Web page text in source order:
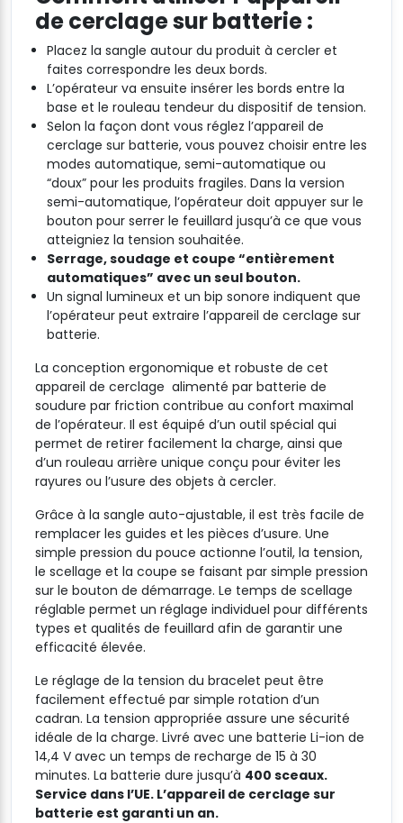
de cerclage sur batterie :
Placez la sangle autour du produit à cercler et
faites correspondre les deux bords.
L’opérateur va ensuite insérer les bords entre la
base et le rouleau tendeur du dispositif de tension.
Selon la façon dont vous réglez l’appareil de
cerclage sur batterie, vous pouvez choisir entre les
modes automatique, semi-automatique ou
“doux” pour les produits fragiles. Dans la version
semi-automatique, l’opérateur doit appuyer sur le
bouton pour serrer le feuillard jusqu’à ce que vous
atteigniez la tension souhaitée.
Serrage, soudage et coupe “entièrement
automatiques” avec un seul bouton.
Un signal lumineux et un bip sonore indiquent que
l’opérateur peut extraire l’appareil de cerclage sur
batterie.
La conception ergonomique et robuste de cet
appareil de cerclage alimenté par batterie de
soudure par friction contribue au confort maximal
de l’opérateur. Il est équipé d’un outil spécial qui
permet de retirer facilement la charge, ainsi que
d’un rouleau arrière unique conçu pour éviter les
rayures ou l’usure des objets à cercler.
Grâce à la sangle auto-ajustable, il est très facile de
remplacer les guides et les pièces d’usure. Une
simple pression du pouce actionne l’outil, la tension,
le scellage et la coupe se faisant par simple pression
sur le bouton de démarrage. Le temps de scellage
réglable permet un réglage individuel pour différents
types et qualités de feuillard afin de garantir une
efficacité élevée.
Le réglage de la tension du bracelet peut être
facilement effectué par simple rotation d’un
cadran. La tension appropriée assure une sécurité
idéale de la charge. Livré avec une batterie Li-ion de
14,4 V avec un temps de recharge de 15 à 30
minutes. La batterie dure jusqu’à 400 sceaux.
Service dans l’UE. L’appareil de cerclage sur
batterie est garanti un an.